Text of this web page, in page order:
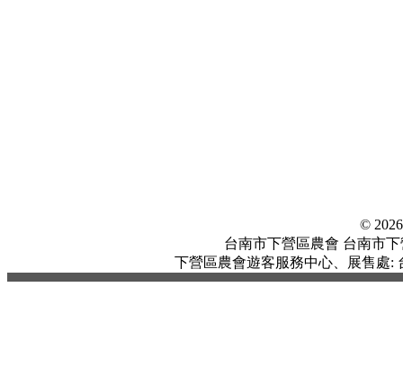
©
台南市下營區農會 台南市下
下營區農會遊客服務中心、展售處: